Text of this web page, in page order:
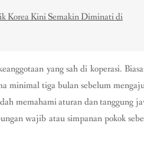
Korea Kini Semakin Diminati di
yang sah di koperasi.
minimal tiga bulan sebelum
memahami aturan dan tanggung
wajib atau simpanan pokok